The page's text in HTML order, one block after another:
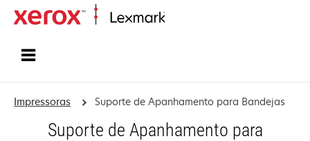
Impressoras Suporte de Apanhamento para Bandejas
Suporte de Apanhamento para